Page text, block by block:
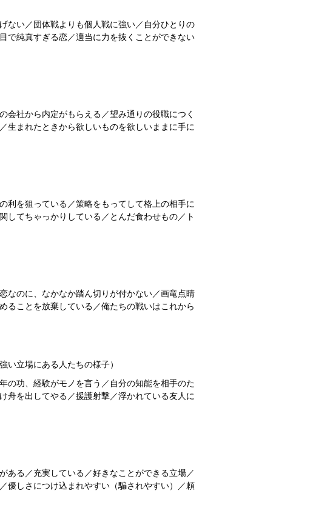
ない／団体戦よりも個人戦に強い／自分ひとりの
で純真すぎる恋／適当に力を抜くことができない
会社から内定がもらえる／望み通りの役職につく
生まれたときから欲しいものを欲しいままに手に
利を狙っている／策略をもってして格上の相手に
してちゃっかりしている／とんだ食わせもの／ト
なのに、なかなか踏ん切りが付かない／画竜点睛
ることを放棄している／俺たちの戦いはこれから
い立場にある人たちの様子）
の功、経験がモノを言う／自分の知能を相手のた
舟を出してやる／援護射撃／浮かれている友人に
ある／充実している／好きなことができる立場／
優しさにつけ込まれやすい（騙されやすい）／頼